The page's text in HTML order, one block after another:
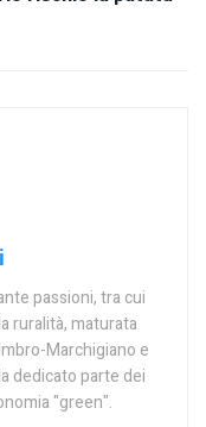
passioni, tra cui
ruralità, maturata
Marchigiano e
dedicato parte dei
"green".